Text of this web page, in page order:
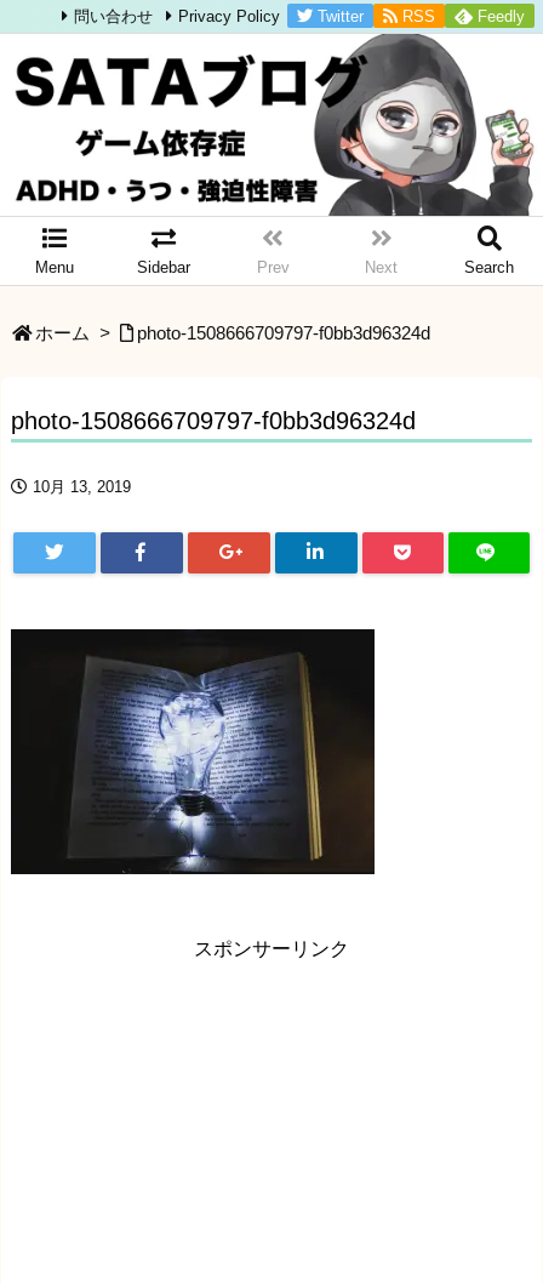
Menu Sidebar Prev Next Search
問い合わせ Privacy Policy Twitter RSS Feedly
ホーム > photo-1508666709797-f0bb3d96324d
photo-1508666709797-f0bb3d96324d
10月 13, 2019
スポンサーリンク